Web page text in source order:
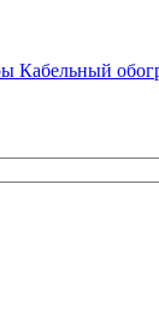
Кабельный